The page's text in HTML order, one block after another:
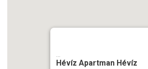
...
Hévíz Apartman Hévíz